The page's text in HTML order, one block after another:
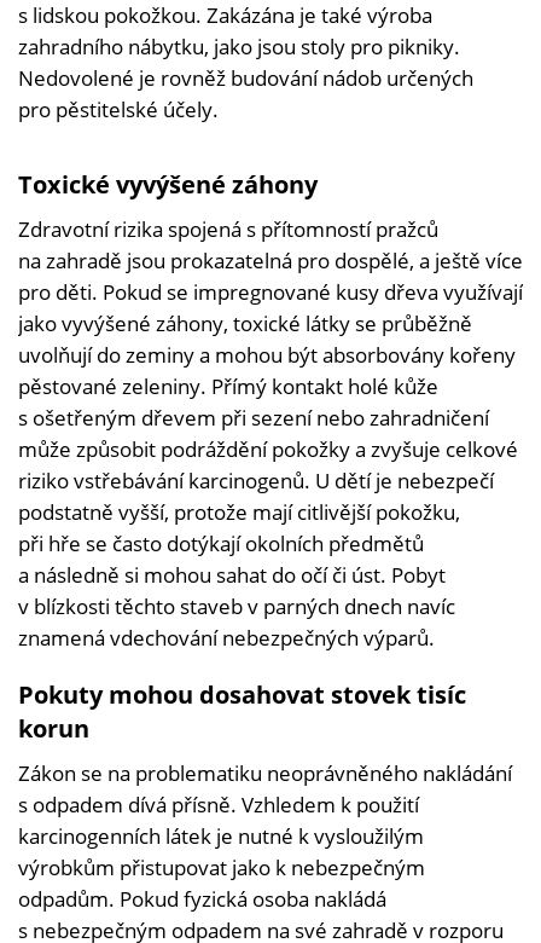
s lidskou pokožkou. Zakázána je také výroba
zahradního nábytku, jako jsou stoly pro pikniky.
Nedovolené je rovněž budování nádob určených
pro pěstitelské účely.
Toxické vyvýšené záhony
Zdravotní rizika spojená s přítomností pražců
na zahradě jsou prokazatelná pro dospělé, a ještě více
pro děti. Pokud se impregnované kusy dřeva využívají
jako vyvýšené záhony, toxické látky se průběžně
uvolňují do zeminy a mohou být absorbovány kořeny
pěstované zeleniny. Přímý kontakt holé kůže
s ošetřeným dřevem při sezení nebo zahradničení
může způsobit podráždění pokožky a zvyšuje celkové
riziko vstřebávání karcinogenů. U dětí je nebezpečí
podstatně vyšší, protože mají citlivější pokožku,
při hře se často dotýkají okolních předmětů
a následně si mohou sahat do očí či úst. Pobyt
v blízkosti těchto staveb v parných dnech navíc
znamená vdechování nebezpečných výparů.
Pokuty mohou dosahovat stovek tisíc
korun
Zákon se na problematiku neoprávněného nakládání
s odpadem dívá přísně. Vzhledem k použití
karcinogenních látek je nutné k vysloužilým
výrobkům přistupovat jako k nebezpečným
odpadům. Pokud fyzická osoba nakládá
s nebezpečným odpadem na své zahradě v rozporu